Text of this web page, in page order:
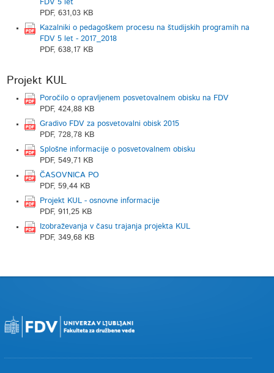
FDV 5 let
PDF, 631,03 KB
Kazalniki o pedagoškem procesu na študijskih programih na
FDV 5 let - 2017_2018
PDF, 638,17 KB
Projekt KUL
Poročilo o opravljenem posvetovalnem obisku na FDV
PDF, 424,88 KB
Gradivo FDV za posvetovalni obisk 2015
PDF, 728,78 KB
Splošne informacije o posvetovalnem obisku
PDF, 549,71 KB
ČASOVNICA PO
PDF, 59,44 KB
Projekt KUL - osnovne informacije
PDF, 911,25 KB
Izobraževanja v času trajanja projekta KUL
PDF, 349,68 KB